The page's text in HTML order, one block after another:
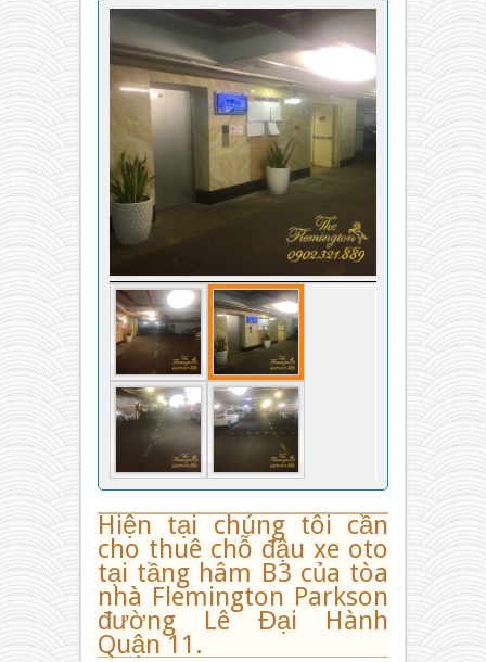
Hiện tại chúng tôi cần
cho thuê chỗ đậu xe oto
tại tầng hâm B3 của tòa
nhà Flemington Parkson
đường Lê Đại Hành
Quận 11.